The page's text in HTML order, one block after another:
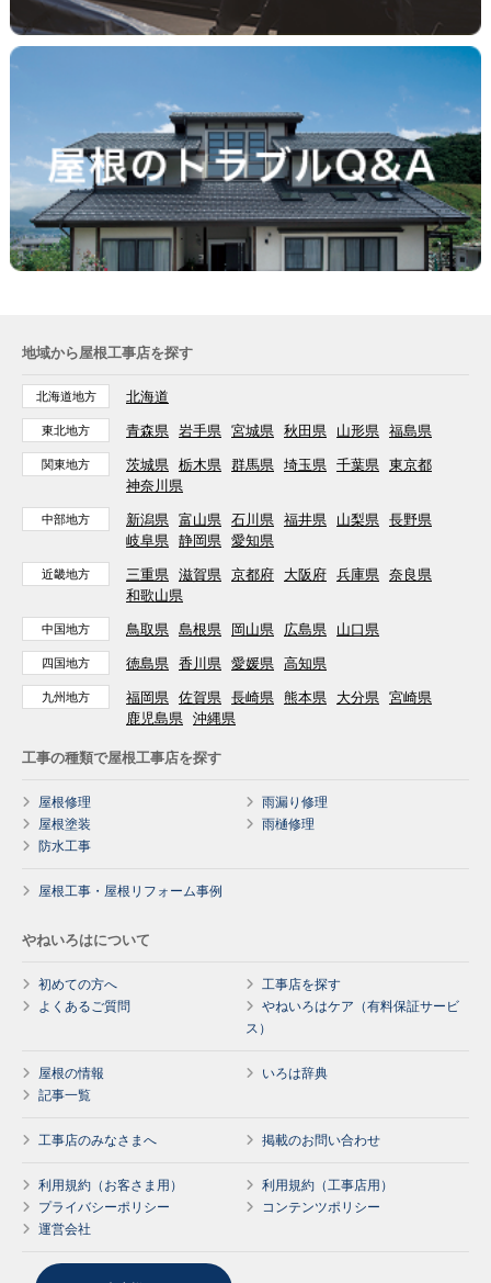
地域から屋根工事店を探す
北海道地方 北海道
東北地方 青森県 岩手県 宮城県 秋田県 山形県 福島県
関東地方 茨城県 栃木県 群馬県 埼玉県 千葉県 東京都
神奈川県
中部地方 新潟県 富山県 石川県 福井県 山梨県 長野県
岐阜県 静岡県 愛知県
近畿地方 三重県 滋賀県 京都府 大阪府 兵庫県 奈良県
和歌山県
中国地方 鳥取県 島根県 岡山県 広島県 山口県
四国地方 徳島県 香川県 愛媛県 高知県
九州地方 福岡県 佐賀県 長崎県 熊本県 大分県 宮崎県
鹿児島県 沖縄県
工事の種類で屋根工事店を探す
屋根修理
雨漏り修理
屋根塗装
雨樋修理
防水工事
屋根工事・屋根リフォーム事例
やねいろはについて
初めての方へ
工事店を探す
よくあるご質問
やねいろはケア（有料保証サービ
ス）
屋根の情報
いろは辞典
記事一覧
工事店のみなさまへ 掲載のお問い合わせ
利用規約（お客さま用）
利用規約（工事店用）
プライバシーポリシー
コンテンツポリシー
運営会社